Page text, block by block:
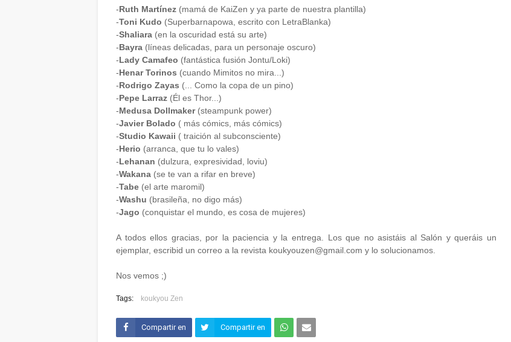
-Ruth Martínez (mamá de KaiZen y ya parte de nuestra plantilla)
-Toni Kudo (Superbarnapowa, escrito con LetraBlanka)
-Shaliara (en la oscuridad está su arte)
-Bayra (líneas delicadas, para un personaje oscuro)
-Lady Camafeo (fantástica fusión Jontu/Loki)
-Henar Torinos (cuando Mimitos no mira...)
-Rodrigo Zayas (... Como la copa de un pino)
-Pepe Larraz (Él es Thor...)
-Medusa Dollmaker(steampunk power)
-Javier Bolado ( más cómics, más cómics)
-Studio Kawaii ( traición al subconsciente)
-Herio (arranca, que tu lo vales)
-Lehanan (dulzura, expresividad, loviu)
-Wakana (se te van a rifar en breve)
-Tabe (el arte maromil)
-Washu (brasileña, no digo más)
-Jago (conquistar el mundo, es cosa de mujeres)
A todos ellos gracias, por la paciencia y la entrega. Los que no asistáis al Salón y queráis un
ejemplar, escribid un correo a la revista koukyouzen@gmail.com y lo solucionamos.
Nos vemos ;)
Tags: koukyou Zen
Compartir en Compartir en